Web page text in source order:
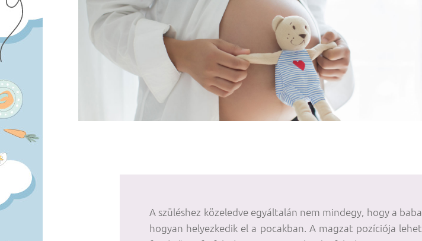
A szüléshez közeledve egyáltalán nem mindegy, hogy a baba
hogyan helyezkedik el a pocakban. A magzat pozíciója lehet